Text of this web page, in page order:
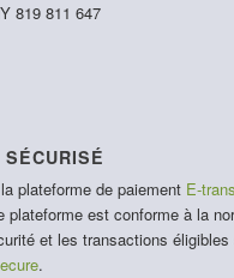
819 811 647
plateforme de paiement E-
plateforme est conforme à la
et les transactions
.